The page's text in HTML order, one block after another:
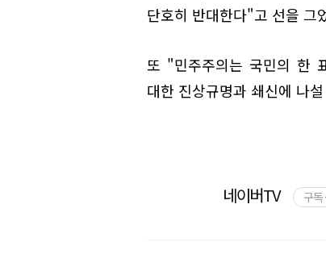
단호히 반대한다"고 선을 그
또 "민주주의는 국민의 한
대한 진상규명과 쇄신에 나
네이버TV 구독